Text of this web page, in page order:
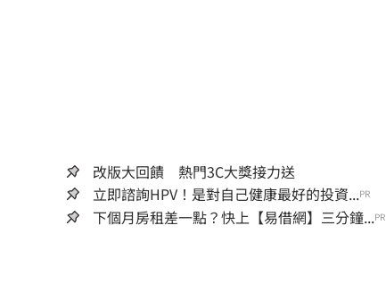
改版大回饋 熱門3C大獎接力送
立即諮詢HPV！是對自己健康最好的投資...PR
下個月房租差一點？快上【易借網】三分鐘...PR